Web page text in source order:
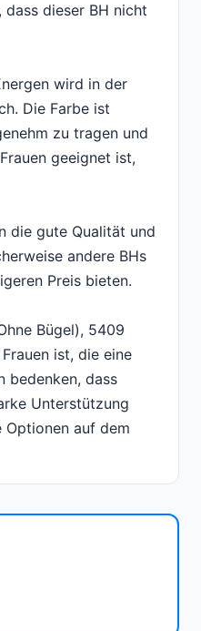
dieser BH nicht
wird in der
Die Farbe ist
zu tragen und
geeignet ist,
die gute Qualität und
andere BHs
Preis bieten.
Bügel), 5409
ist, die eine
bedenken, dass
Unterstützung
Optionen auf dem